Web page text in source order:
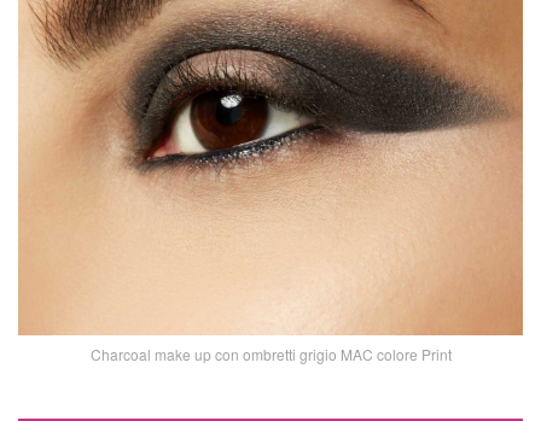
Charcoal make up con ombretti grigio MAC colore Print